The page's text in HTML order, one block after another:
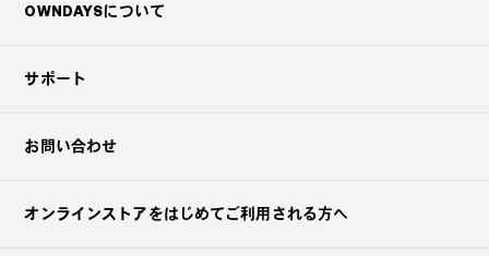
OWNDAYSについて
サポート
お問い合わせ
オンラインストアをはじめてご利用される方へ